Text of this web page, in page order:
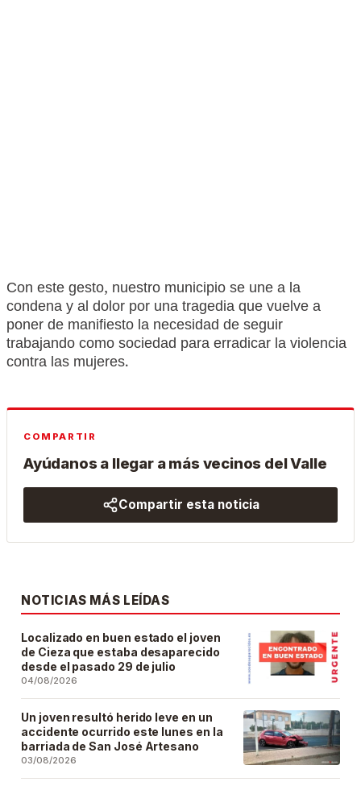
Con este gesto, nuestro municipio se une a la
condena y al dolor por una tragedia que vuelve a
poner de manifiesto la necesidad de seguir
trabajando como sociedad para erradicar la violencia
contra las mujeres.
COMPARTIR
Ayúdanos a llegar a más vecinos del Valle
Compartir esta noticia
NOTICIAS MÁS LEÍDAS
Localizado en buen estado el joven
de Cieza que estaba desaparecido
desde el pasado 29 de julio
04/08/2026
Un joven resultó herido leve en un
accidente ocurrido este lunes en la
barriada de San José Artesano
03/08/2026